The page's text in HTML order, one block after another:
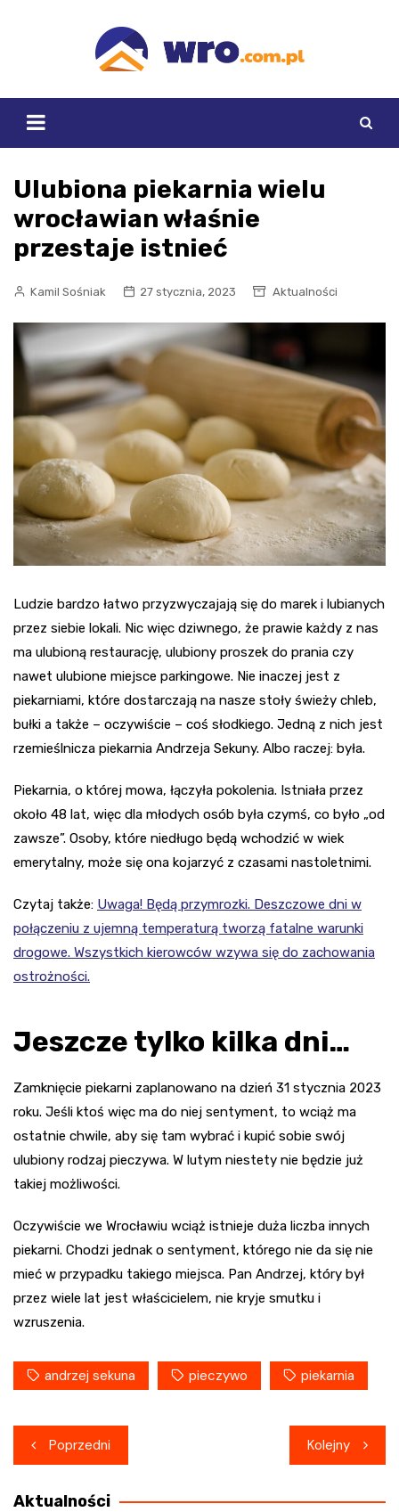
Ulubiona piekarnia wielu
wrocławian właśnie
przestaje istnieć
Kamil Sośniak 27 stycznia, 2023 Aktualności
Ludzie bardzo łatwo przyzwyczajają się do marek i lubianych
przez siebie lokali. Nic więc dziwnego, że prawie każdy z nas
ma ulubioną restaurację, ulubiony proszek do prania czy
nawet ulubione miejsce parkingowe. Nie inaczej jest z
piekarniami, które dostarczają na nasze stoły świeży chleb,
bułki a także – oczywiście – coś słodkiego. Jedną z nich jest
rzemieślnicza piekarnia Andrzeja Sekuny. Albo raczej: była.
Piekarnia, o której mowa, łączyła pokolenia. Istniała przez
około 48 lat, więc dla młodych osób była czymś, co było „od
zawsze”. Osoby, które niedługo będą wchodzić w wiek
emerytalny, może się ona kojarzyć z czasami nastoletnimi.
Czytaj także: Uwaga! Będą przymrozki. Deszczowe dni w
połączeniu z ujemną temperaturą tworzą fatalne warunki
drogowe. Wszystkich kierowców wzywa się do zachowania
ostrożności.
Jeszcze tylko kilka dni…
Zamknięcie piekarni zaplanowano na dzień 31 stycznia 2023
roku. Jeśli ktoś więc ma do niej sentyment, to wciąż ma
ostatnie chwile, aby się tam wybrać i kupić sobie swój
ulubiony rodzaj pieczywa. W lutym niestety nie będzie już
takiej możliwości.
Oczywiście we Wrocławiu wciąż istnieje duża liczba innych
piekarni. Chodzi jednak o sentyment, którego nie da się nie
mieć w przypadku takiego miejsca. Pan Andrzej, który był
przez wiele lat jest właścicielem, nie kryje smutku i
wzruszenia.
andrzej sekuna pieczywo piekarnia
Nawigacja
wpisu
Poprzedni Kolejny
Aktualności